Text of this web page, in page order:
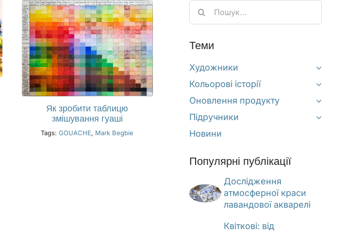
Як зробити таблицю
змішування гуаші
Tags:GOUACHE, Mark Begbie
Search
for:
Теми
Художники
Кольорові історії
Оновлення продукту
Підручники
Новини
Популярні публікації
Дослідження
атмосферної краси
лавандової акварелі
Квіткові: від